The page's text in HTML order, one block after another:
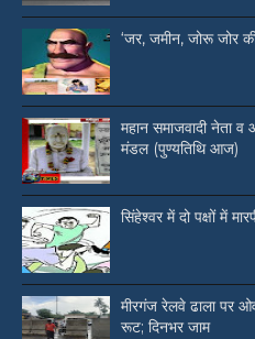
‘जर, जमीन, जोरू जोर
महान समाजवादी नेता व
मंडल (पुण्यतिथि आज)
सिंहेश्वर में दो पक्षों में
मीरगंज रेलवे ढाला पर
रूट; दिनभर जाम